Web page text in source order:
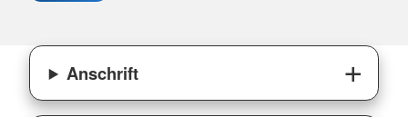
Anschrift